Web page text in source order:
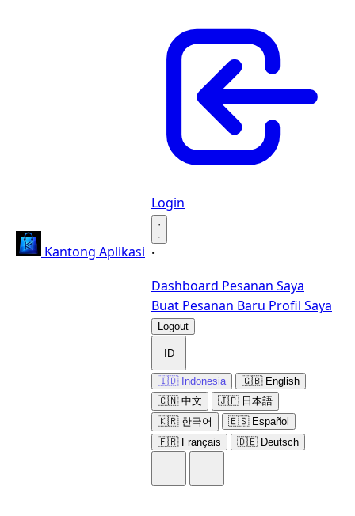
Kantong Aplikasi
Login
·
·
Dashboard Pesanan Saya
Buat Pesanan Baru Profil Saya
Logout
ID
🇮🇩 Indonesia
🇬🇧 English
🇨🇳 中文
🇯🇵 日本語
🇰🇷 한국어
🇪🇸 Español
🇫🇷 Français
🇩🇪 Deutsch